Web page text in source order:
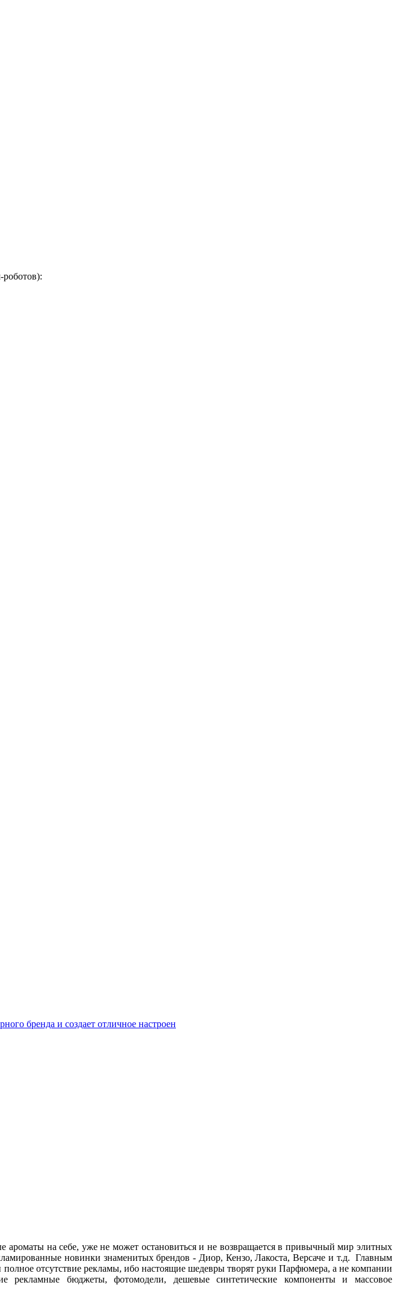
бренда и создает отличное настроен
ароматы на себе, уже не может остановиться и не возвращается в привычный мир элитных
новинки знаменитых брендов - Диор, Кензо, Лакоста, Версаче и т.д. Главным
отсутствие рекламы, ибо настоящие шедевры творят руки Парфюмера, а не компании
рекламные бюджеты, фотомодели, дешевые синтетические компоненты и массовое